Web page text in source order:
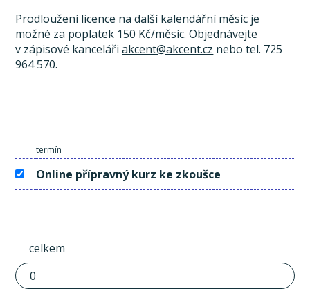
Prodloužení licence na další kalendářní měsíc je
možné za poplatek 150 Kč/měsíc. Objednávejte
v zápisové kancelářiakcent@akcent.cz nebo tel. 725
964 570.
termín
Online přípravný kurz ke zkoušce
celkem